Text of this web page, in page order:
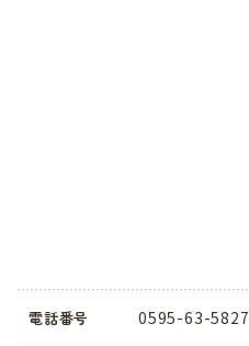
電話番号 0595-63-5827